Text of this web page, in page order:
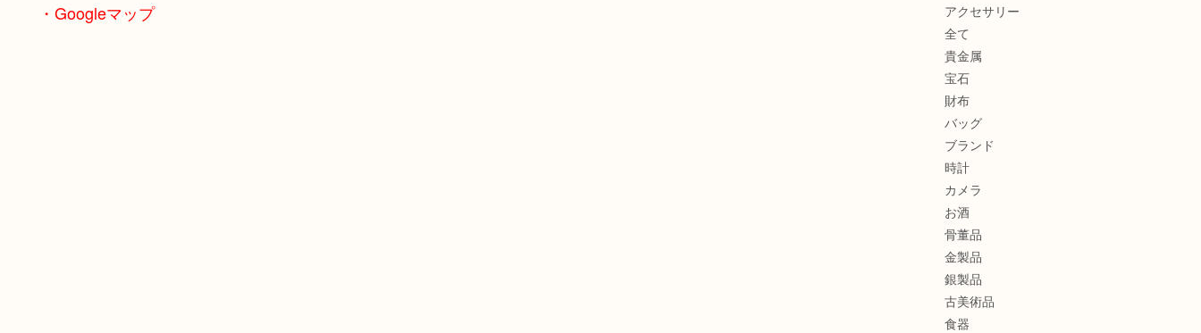
・Googleマップ
アクセサリー
全て
貴金属
宝石
財布
バッグ
ブランド
時計
カメラ
お酒
骨董品
金製品
銀製品
古美術品
食器